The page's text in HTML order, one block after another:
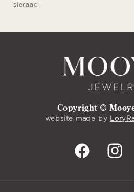
sieraad
Copyright ©
website made by
Facebook